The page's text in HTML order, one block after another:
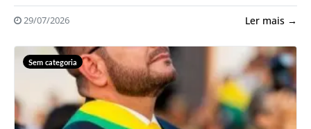
29/07/2026 Ler mais →
Sem categoria